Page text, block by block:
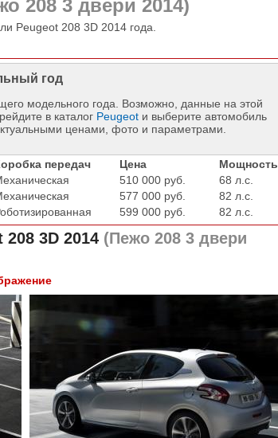
208 3 двери 2014)
Peugeot 208 3D 2014 года.
год
модельного года. Возможно, данные на этой
в каталог Peugeotи выберите автомобиль
ценами, фото и параметрами.
передач Цена
Мощность
510 000 руб.
68 л.с.
577 000 руб.
82 л.с.
599 000 руб. 82 л.с.
208 3D 2014(Пежо 208 3 двери